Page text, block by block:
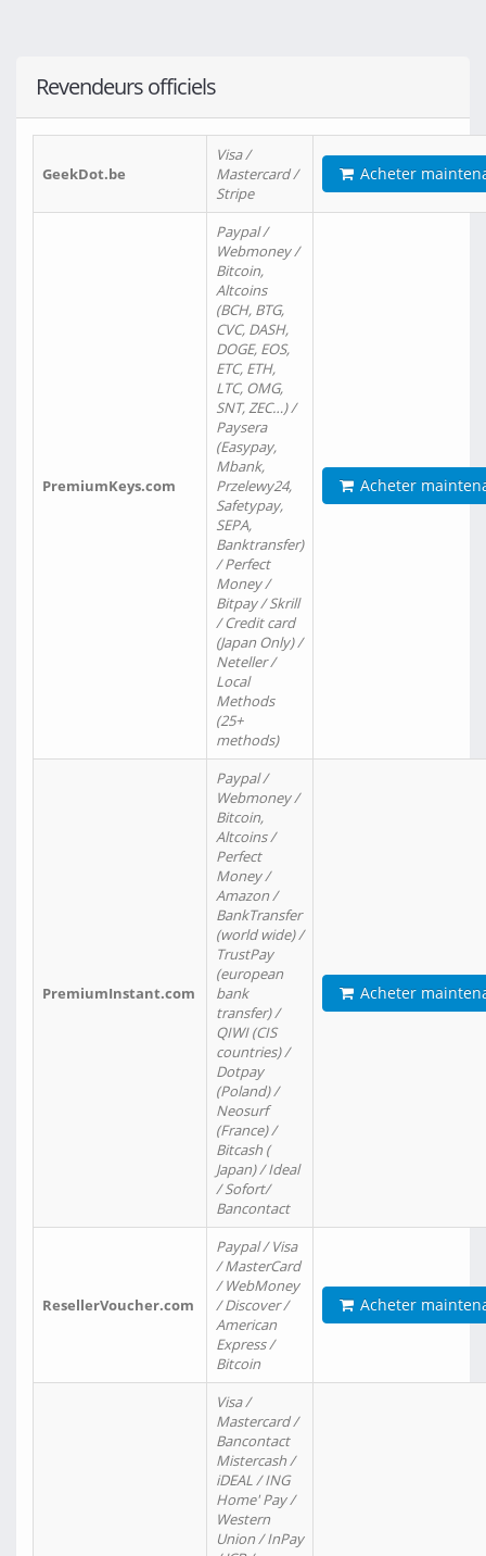
Revendeurs officiels
GeekDot.be
Visa /
Mastercard /
Stripe
Acheter
PremiumKeys.com
Paypal /
Webmoney /
Bitcoin,
Altcoins
(BCH, BTG,
CVC, DASH,
DOGE, EOS,
ETC, ETH,
LTC, OMG,
SNT, ZEC…) /
Paysera
(Easypay,
Mbank,
Przelewy24,
Safetypay,
SEPA,
Banktransfer)
/ Perfect
Money /
Bitpay / Skrill
/ Credit card
(Japan Only) /
Neteller /
Local
Methods
(25+
methods)
Acheter
PremiumInstant.com
Paypal /
Webmoney /
Bitcoin,
Altcoins /
Perfect
Money /
Amazon /
BankTransfer
(world wide) /
TrustPay
(european
bank
transfer) /
QIWI (CIS
countries) /
Dotpay
(Poland) /
Neosurf
(France) /
Bitcash (
Japan) / Ideal
/ Sofort/
Bancontact
Acheter
ResellerVoucher.com
Paypal / Visa
/ MasterCard
/ WebMoney
/ Discover /
American
Express /
Bitcoin
Acheter
Visa /
Mastercard /
Bancontact
Mistercash /
iDEAL / ING
Home' Pay /
Western
Union / InPay